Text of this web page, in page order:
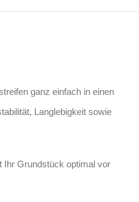
ganz einfach in einen
Langlebigkeit sowie
Ihr Grundstück optimal vor